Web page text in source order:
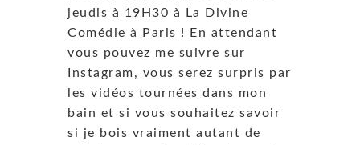
jeudis à 19H30 à La Divine
Comédie à Paris ! En attendant
vous pouvez me suivre sur
Instagram, vous serez surpris par
les vidéos tournées dans mon
bain et si vous souhaitez savoir
si je bois vraiment autant de